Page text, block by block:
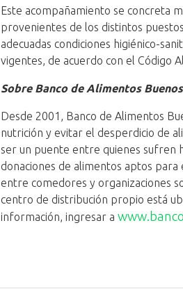
Este acompañamiento se concreta
provenientes de los distintos
adecuadas condiciones higiénico-
vigentes, de acuerdo con el Código
Sobre Banco de Alimentos
Desde 2001, Banco de Alimentos
nutrición y evitar el desperdicio de
ser un puente entre quienes sufren
donaciones de alimentos aptos
entre comedores y organizaciones
centro de distribución propio está
información, ingresar a